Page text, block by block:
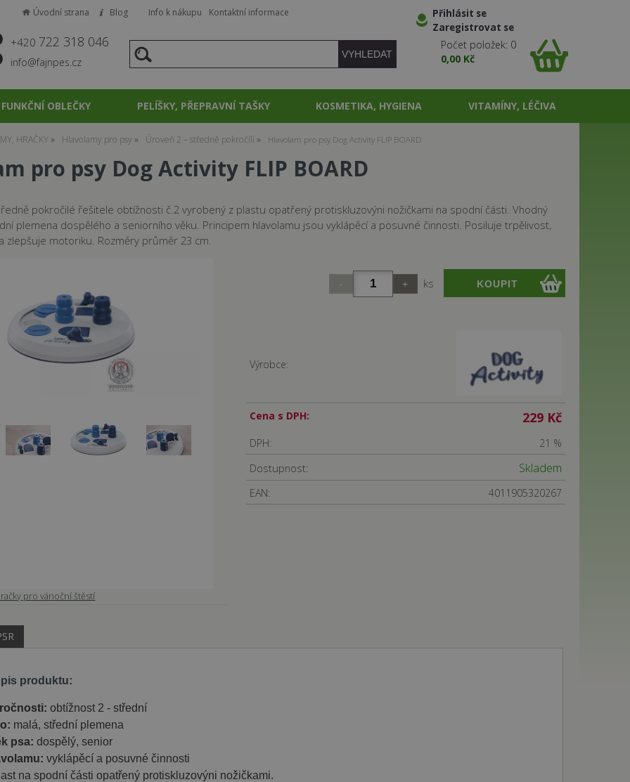
+420 722 318 046
info@fajnpes.cz
Přihlásit se
Zaregistrovat se
Počet položek: 0
0,00 Kč
FUNKČNÍ OBLEČKY PELÍŠKY, PŘEPRAVNÍ TAŠKY KOSMETIKA, HYGIENA VITAMÍNY, LÉČIVA
Úvodní strana Blog Info k nákupu Kontaktní informace
HRAČKY Hlavolamy pro psy Úroveň 2 – středně pokročílí Hlavolam pro psy Dog Activity FLIP BOARD
pro psy Dog Activity FLIP BOARD
pokročilé řešitele obtížnosti č.2 vyrobený z plastu opatřený protiskluzovýni nožičkami na spodní části. Vhodný
plemena dospělého a seniorního věku. Principem hlavolamu jsou vyklápěcí a posuvné činnosti. Posiluje trpělivost,
zlepšuje motoriku. Rozměry průměr 23 cm.
ks
Výrobce:
Cena s DPH: 229 Kč
DPH: 21 %
Dostupnost: Skladem
EAN: 4011905320267
pro vánoční štěstí
produktu:
obtížnost 2 - střední
malá, střední plemena
psa: dospělý, senior
vyklápěcí a posuvné činnosti
na spodní části opatřený protiskluzovýni nožičkami.